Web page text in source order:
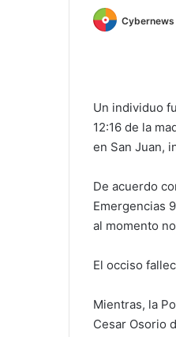
Cybernews
Un individuo
12:16 de la
en San Juan,
De acuerdo
Emergencias
al momento
El occiso
Mientras, la
Cesar Osorio